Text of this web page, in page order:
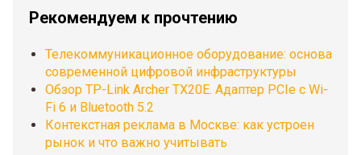
Рекомендуем к прочтению
Телекоммуникационное оборудование: основа
современной цифровой инфраструктуры
Обзор TP-Link Archer TX20E. Адаптер PCIe с Wi-
Fi 6 и Bluetooth 5.2
Контекстная реклама в Москве: как устроен
рынок и что важно учитывать